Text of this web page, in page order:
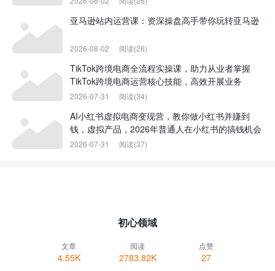
亚马逊站内运营课：资深操盘高手带你玩转亚马逊
2026-08-02 阅读(26)
TikTok跨境电商全流程实操课，助力从业者掌握
TikTok跨境电商运营核心技能，高效开展业务
2026-07-31 阅读(34)
AI小红书虚拟电商变现营，教你做小红书并賺到
钱，虚拟产品，2026年普通人在小红书的搞钱机会
2026-07-31 阅读(37)
初心领域
文章
4.55K
阅读
2783.82K
点赞
27